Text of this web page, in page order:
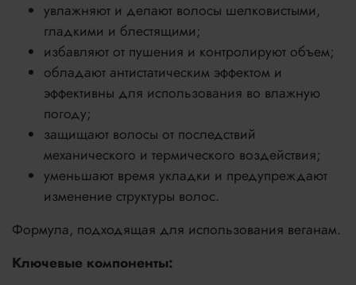
увлажняют и делают волосы шелковистыми,
гладкими и блестящими;
избавляют от пушения и контролируют объем;
обладают антистатическим эффектом и
эффективны для использования во влажную
погоду;
защищают волосы от последствий
механического и термического воздействия;
уменьшают время укладки и предупреждают
изменение структуры волос.
Формула, подходящая для использования веганам.
Ключевые компоненты: